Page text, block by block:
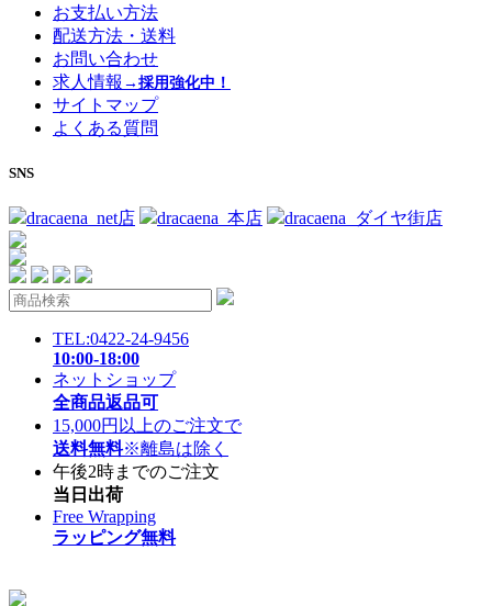
お支払い方法
配送方法・送料
お問い合わせ
求人情報 →採用強化中！
サイトマップ
よくある質問
SNS
dracaena_net店 dracaena_本店 dracaena_ダイヤ街店
TEL:0422-24-9456
10:00-18:00
ネットショップ
全商品返品可
15,000円以上のご注文で
送料無料※離島は除く
午後2時までのご注文
当日出荷
Free Wrapping
ラッピング無料